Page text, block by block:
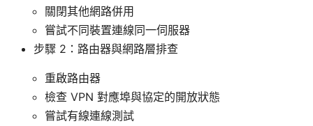
關閉其他網路併用
嘗試不同裝置連線同一伺服器
步驟 2：路由器與網路層排查
重啟路由器
檢查 VPN 對應埠與協定的開放狀態
嘗試有線連線測試